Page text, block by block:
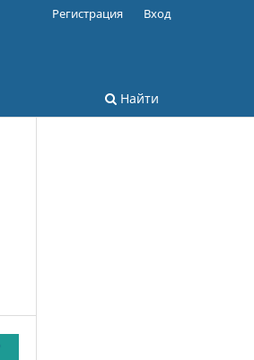
Найти
Регистрация Вход